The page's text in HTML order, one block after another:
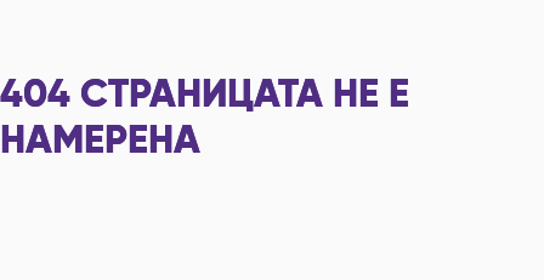
404 СТРАНИЦАТА НЕ Е
НАМЕРЕНА